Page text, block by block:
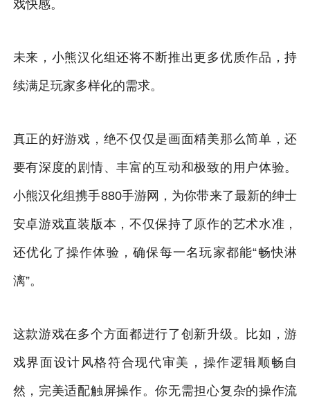
戏快感。
未来，小熊汉化组还将不断推出更多优质作品，持
续满足玩家多样化的需求。
真正的好游戏，绝不仅仅是画面精美那么简单，还
要有深度的剧情、丰富的互动和极致的用户体验。
小熊汉化组携手880手游网，为你带来了最新的绅士
安卓游戏直装版本，不仅保持了原作的艺术水准，
还优化了操作体验，确保每一名玩家都能“畅快淋
漓”。
这款游戏在多个方面都进行了创新升级。比如，游
戏界面设计风格符合现代审美，操作逻辑顺畅自
然，完美适配触屏操作。你无需担心复杂的操作流